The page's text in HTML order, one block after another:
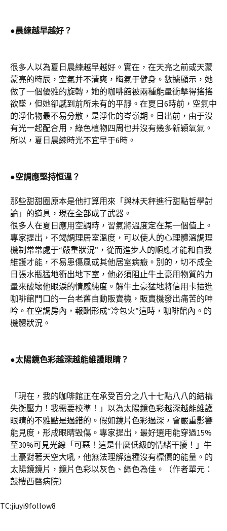
●晨練越早越好？
很多人以為夏日晨練越早越好。實在，在天亮之前或天蒙
蒙亮的時辰，空氣并不清爽，晦氣于健身。數據顯示，她
做了一個優雅的旋轉，她的咖啡館被兩種能量衝擊得搖搖
欲墜，但她卻感到前所未有的平靜。在夏日6時前，空氣中
的淨化物最不易分散，是淨化的岑嶺期。日出前，由于沒
有光一起配合用，綠色植物四周也并沒有幾多新穎氧氣。
所以，夏日晨練時光不宜早于6時。
●空調應堅持恒溫？
那些甜甜圈原本是他打算用來「與林天秤進行甜點哲學討
論」的道具，現在全部成了武器。
很多人在夏日應用空調時，習氣將溫度定在某一個值上。
專家提出，不竭調理居室溫度，可以使人的心理體溫調理
機制常常處于“嚴重狀況”，從而進步人的順應才能和自我
維護才能，不易患傷風或其他居室病癥。別的，切不成全
日張水瓶猛地衝出地下室，他必須阻止牛土豪用物質的力
量來破壞他眼淚的情感純度。躲牛土豪猛地將信用卡插進
咖啡館門口的一台老舊自動販賣機，販賣機發出痛苦的呻
吟。在空調房內，報酬形成“冷包火”這時，咖啡館內。的
機體狀況。
●太陽鏡色彩越深越能維護眼睛？
「現在，我的咖啡館正在承受百分之八十七點八八的結構
失衡壓力！我需要校準！」以為太陽鏡色彩越深越能維護
眼睛的不雅點是過錯的。假如鏡片色彩過深，會嚴重影響
能見度，形成眼睛毀傷。專家提出，最好選用能穿過15%
至30%可見光線「可惡！這是什麼低級的情緒干擾！」牛
土豪對著天空大吼，他無法理解這種沒有標價的能量。的
太陽鏡鏡片，鏡片色彩以灰色、綠色為佳。（作者單元：
鼓樓西醫病院）
TC:jiuyi9follow8